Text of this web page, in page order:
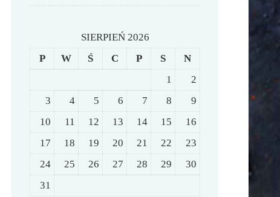
SIERPIEŃ 2026
P
W Ś C P S
N
1
2
3
4 5 6 7 8
9
10
11 12 13 14 15
16
17
18 19 20 21 22
23
24
25 26 27 28 29
30
31